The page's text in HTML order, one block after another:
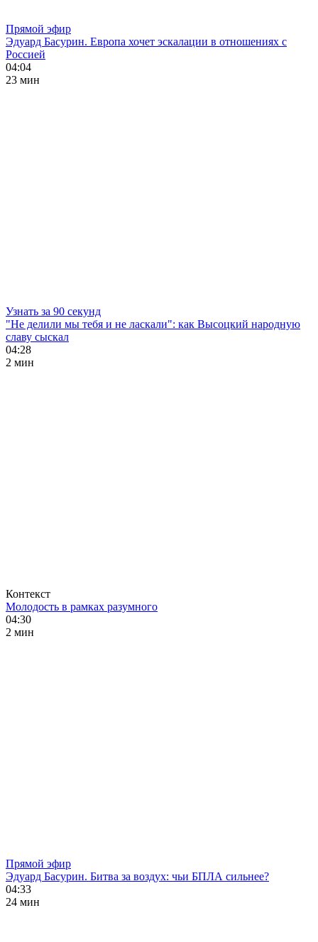
Прямой эфир
Эдуард Басурин. Европа хочет эскалации в отношениях с
Россией
04:04
23 мин
Узнать за 90 секунд
"Не делили мы тебя и не ласкали": как Высоцкий народную
славу сыскал
04:28
2 мин
Контекст
Молодость в рамках разумного
04:30
2 мин
Прямой эфир
Эдуард Басурин. Битва за воздух: чьи БПЛА сильнее?
04:33
24 мин